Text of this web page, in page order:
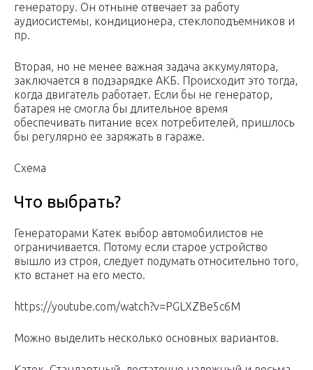
генератору. Он отныне отвечает за работу
аудиосистемы, кондиционера, стеклоподъемников и
пр.
Вторая, но не менее важная задача аккумулятора,
заключается в подзарядке АКБ. Происходит это тогда,
когда двигатель работает. Если бы не генератор,
батарея не смогла бы длительное время
обеспечивать питание всех потребителей, пришлось
бы регулярно ее заряжать в гараже.
Схема
Что выбрать?
Генераторами Катек выбор автомобилистов не
ограничивается. Потому если старое устройство
вышло из строя, следует подумать относительно того,
кто встанет на его место.
https://youtube.com/watch?v=PGLXZBe5c6M
Можно выделить несколько основных вариантов.